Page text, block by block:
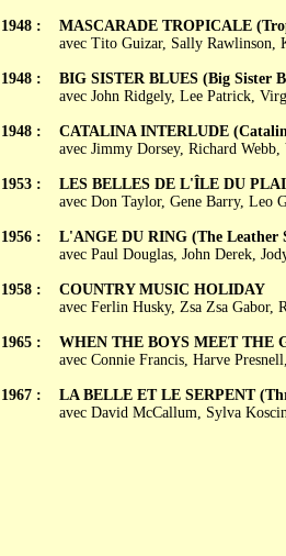
1948 :
1948 :
1948 :
1953 :
1956 :
1958 :
1965 :
1967 :
MASCARADE TROPICALE
avec Tito Guizar, Sally Rawlinson,
BIG SISTER BLUES (Big Sister
avec John Ridgely, Lee Patrick,
CATALINA INTERLUDE
avec Jimmy Dorsey, Richard
LES BELLES DE L'ÎLE DU
avec Don Taylor, Gene Barry, Leo
L'ANGE DU RING (The Leather
avec Paul Douglas, John Derek,
COUNTRY MUSIC HOLIDAY
avec Ferlin Husky, Zsa Zsa Gabor,
WHEN THE BOYS MEET THE
avec Connie Francis, Harve
LA BELLE ET LE SERPENT
avec David McCallum, Sylva